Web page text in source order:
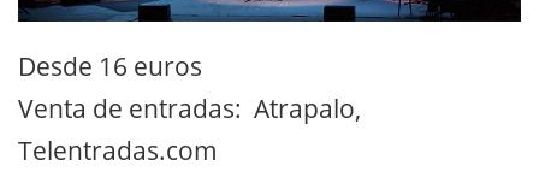
Desde 16 euros
Venta de entradas: Atrapalo,
Telentradas.com